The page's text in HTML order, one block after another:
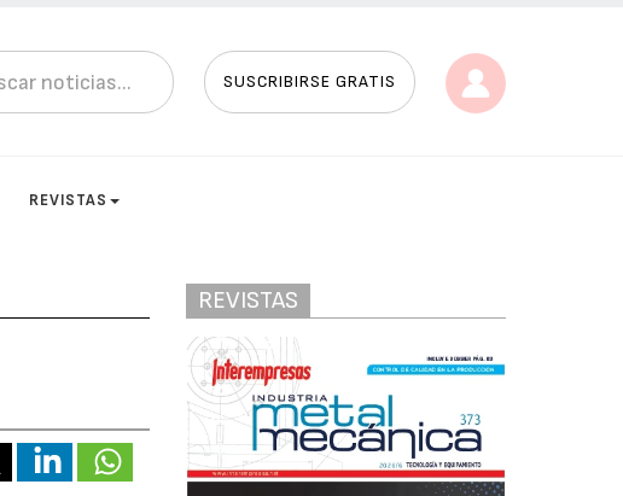
SUSCRIBIRSE GRATIS
REVISTAS
REVISTAS